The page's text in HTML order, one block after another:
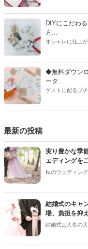
袋で用意しませ
ください。いつ
伝いが少しでも
DIYにこだわ
方...
オシャレに仕上
ールなどに開け
り、付けるもの
◆無料ダウン
ータ...
ゲストに配るプ
か？今回の記事
最新の投稿
実り豊かな季
ェディングを
秋のウェディン
色々なことへの
クして準備を進め
結婚式のキャ
場、負担を抑
結婚式は人生の
ベントでも、や